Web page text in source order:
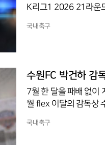
K리그1 2026 21라운
축구경기장에서 열린
는 부천FC가 이름을
다.
국내축구
수원FC 박건하 감
7월 한 달을 패배 없이
월 flex 이달의 감독상
8라운드 서울 이랜드
국내축구